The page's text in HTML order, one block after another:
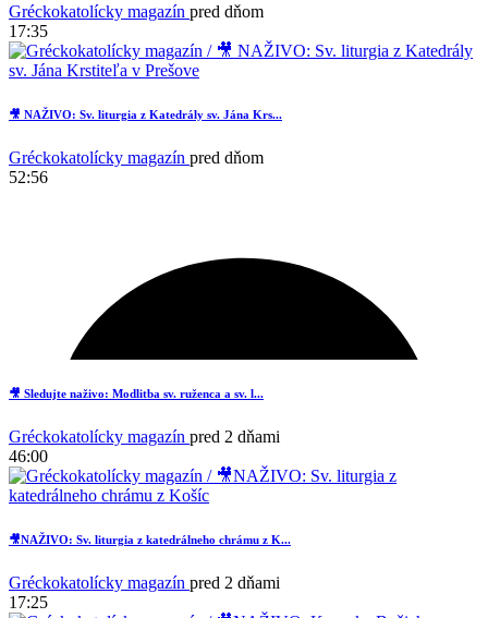
Gréckokatolícky magazín pred dňom
17:35
🎥 NAŽIVO: Sv. liturgia z Katedrály sv. Jána Krs...
Gréckokatolícky magazín pred dňom
52:56
🎥 Sledujte naživo: Modlitba sv. ruženca a sv. l...
Gréckokatolícky magazín pred 2 dňami
46:00
🎥NAŽIVO: Sv. liturgia z katedrálneho chrámu z K...
Gréckokatolícky magazín pred 2 dňami
17:25